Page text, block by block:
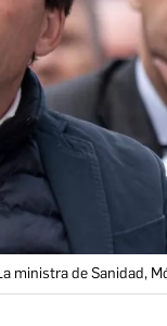
ministra de Sanidad,